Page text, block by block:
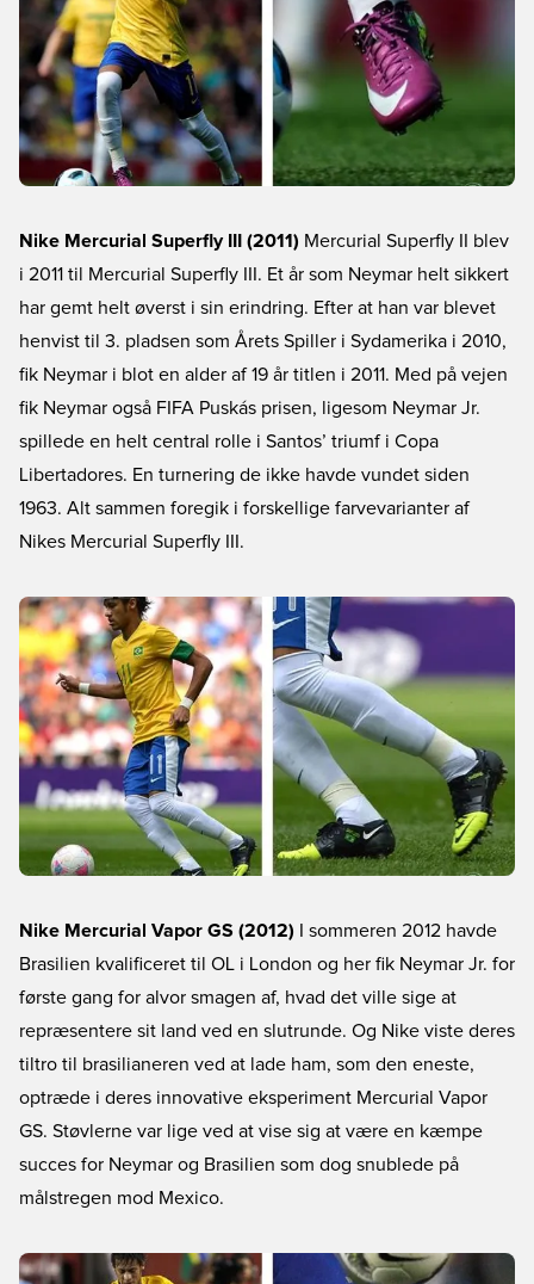
Nike Mercurial Superfly III (2011) Mercurial Superfly II blev
i 2011 til Mercurial Superfly III. Et år som Neymar helt sikkert
har gemt helt øverst i sin erindring. Efter at han var blevet
henvist til 3. pladsen som Årets Spiller i Sydamerika i 2010,
fik Neymar i blot en alder af 19 år titlen i 2011. Med på vejen
fik Neymar også FIFA Puskás prisen, ligesom Neymar Jr.
spillede en helt central rolle i Santos’ triumf i Copa
Libertadores. En turnering de ikke havde vundet siden
1963. Alt sammen foregik i forskellige farvevarianter af
Nikes Mercurial Superfly III.
Nike Mercurial Vapor GS (2012) I sommeren 2012 havde
Brasilien kvalificeret til OL i London og her fik Neymar Jr. for
første gang for alvor smagen af, hvad det ville sige at
repræsentere sit land ved en slutrunde. Og Nike viste deres
tiltro til brasilianeren ved at lade ham, som den eneste,
optræde i deres innovative eksperiment Mercurial Vapor
GS. Støvlerne var lige ved at vise sig at være en kæmpe
succes for Neymar og Brasilien som dog snublede på
målstregen mod Mexico.